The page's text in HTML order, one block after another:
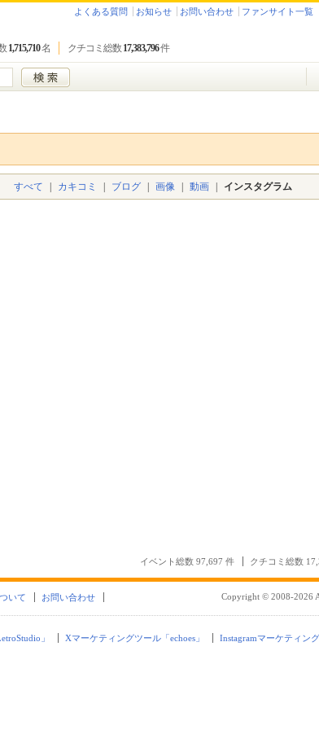
よくある質問 お知らせ お問い合わせ ファンサイト一覧
1,715,710名 クチコミ総数 17,383,796件
すべて カキコミ ブログ 画像 動画 インスタグラム
イベント総数 97,697 件 クチコミ総数
いて お問い合わせ Copyright © 2008-2026
」 Xマーケティングツール「echoes」 Instagramマーケティン